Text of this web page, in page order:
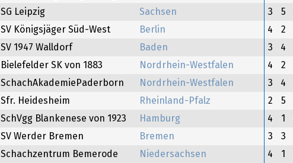
SG Leipzig Sachsen 3 5
SV Königsjäger Süd-West Berlin 4 2
SV 1947 Walldorf Baden 3 4
Bielefelder SK von 1883 Nordrhein-Westfalen 4 2
SchachAkademiePaderborn Nordrhein-Westfalen 3 4
Sfr. Heidesheim Rheinland-Pfalz 2 5
SchVgg Blankenese von 1923 Hamburg 4 1
SV Werder Bremen Bremen 3 3
Schachzentrum Bemerode Niedersachsen 4 1